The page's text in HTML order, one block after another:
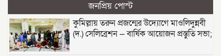
জনপ্রিয় পোস্ট
কুমিল্লায় তরুন প্রজন্মের উদ্যোগে মাওলিদুন্নবী
(দ.) সেলিব্রেশন — বার্ষিক আয়োজন প্রস্তুতি সভা;